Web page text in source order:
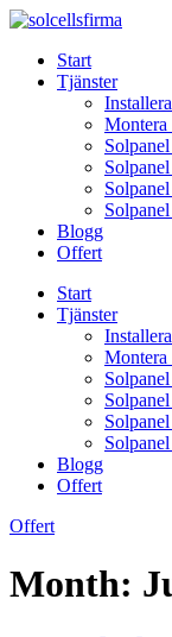
Skip
contentStart
Tjänster
Montera
Blogg
Offert
Start
Tjänster
Montera
Blogg
Offert
Offert
Month: